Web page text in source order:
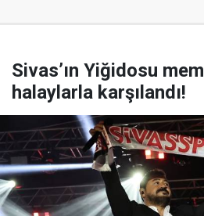
Sivas’ın Yiğidosu
halaylarla karşılandı!